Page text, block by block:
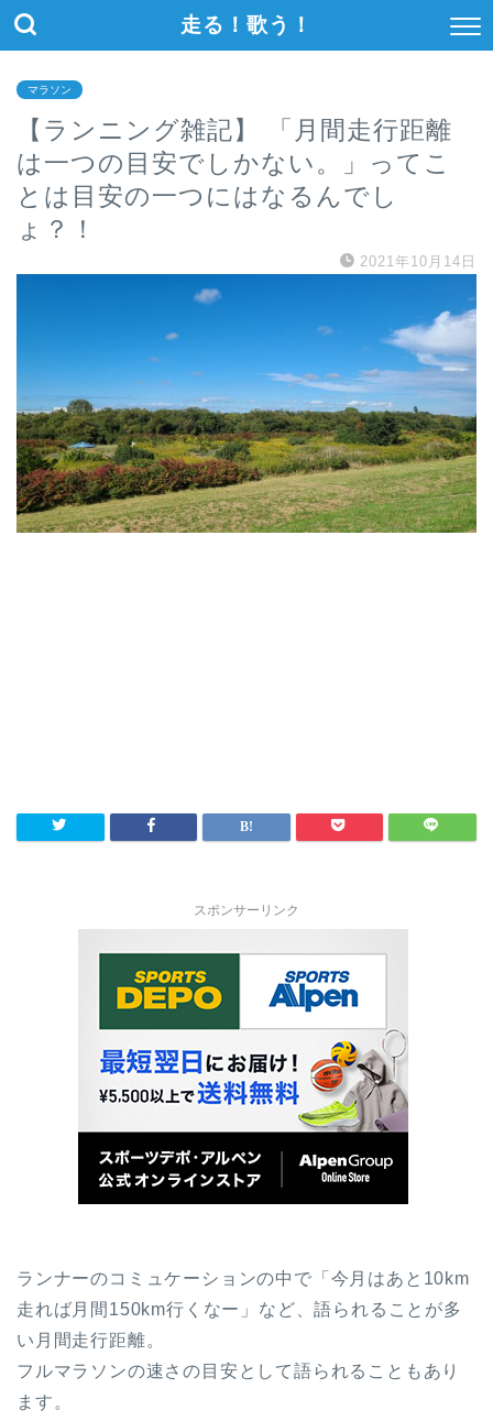
走る！歌う！
マラソン
【ランニング雑記】 「月間走行距離
は一つの目安でしかない。」ってこ
とは目安の一つにはなるんでし
ょ？！
2021年10月14日
スポンサーリンク
ランナーのコミュケーションの中で「今月はあと10km
走れば月間150km行くなー」など、語られることが多
い月間走行距離。
フルマラソンの速さの目安として語られることもあり
ます。